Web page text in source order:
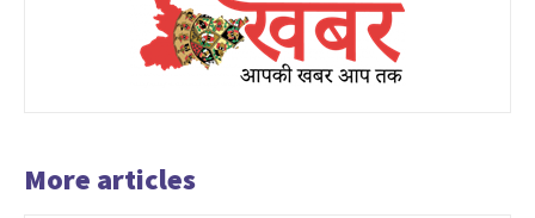
More articles